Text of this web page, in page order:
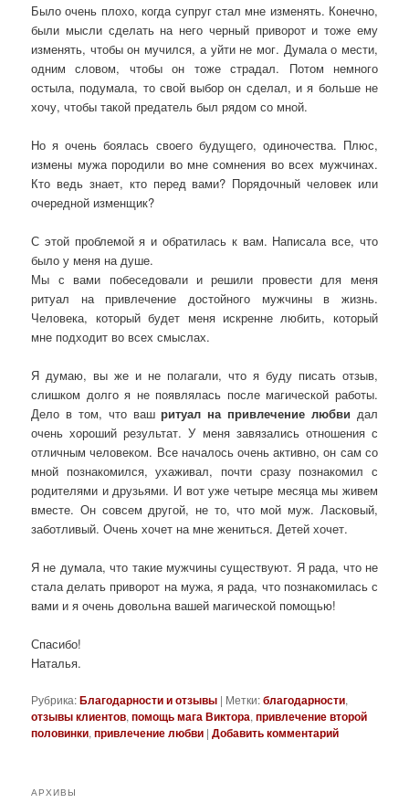
Было очень плохо, когда супруг стал мне изменять. Конечно,
были мысли сделать на него черный приворот и тоже ему
изменять, чтобы он мучился, а уйти не мог. Думала о мести,
одним словом, чтобы он тоже страдал. Потом немного
остыла, подумала, то свой выбор он сделал, и я больше не
хочу, чтобы такой предатель был рядом со мной.
Но я очень боялась своего будущего, одиночества. Плюс,
измены мужа породили во мне сомнения во всех мужчинах.
Кто ведь знает, кто перед вами? Порядочный человек или
очередной изменщик?
С этой проблемой я и обратилась к вам. Написала все, что
было у меня на душе.
Мы с вами побеседовали и решили провести для меня
ритуал на привлечение достойного мужчины в жизнь.
Человека, который будет меня искренне любить, который
мне подходит во всех смыслах.
Я думаю, вы же и не полагали, что я буду писать отзыв,
слишком долго я не появлялась после магической работы.
Дело в том, что вашритуал на привлечение любви дал
очень хороший результат. У меня завязались отношения с
отличным человеком. Все началось очень активно, он сам со
мной познакомился, ухаживал, почти сразу познакомил с
родителями и друзьями. И вот уже четыре месяца мы живем
вместе. Он совсем другой, не то, что мой муж. Ласковый,
заботливый. Очень хочет на мне жениться. Детей хочет.
Я не думала, что такие мужчины существуют. Я рада, что не
стала делать приворот на мужа, я рада, что познакомилась с
вами и я очень довольна вашей магической помощью!
Спасибо!
Наталья.
Рубрика:Благодарности и отзывы | Метки:благодарности,
отзывы клиентов,помощь мага Виктора,привлечение второй
половинки,привлечение любви |Добавить комментарий
АРХИВЫ